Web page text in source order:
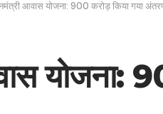
आवास योजना: 900 करोड़ किया गया
योजना: